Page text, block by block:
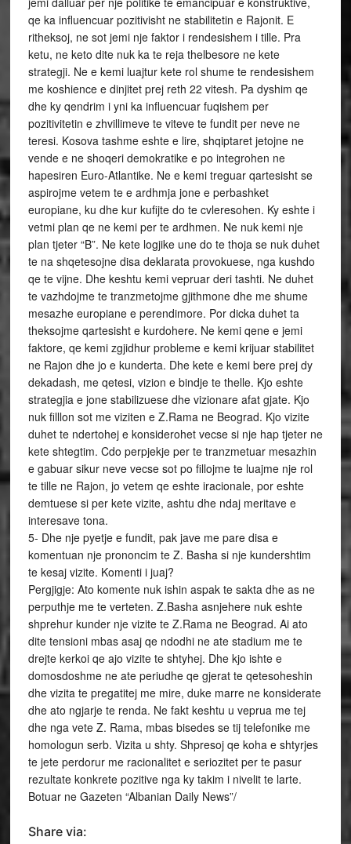
qe ka influencuar pozitivisht ne stabilitetin e Rajonit. E
ritheksoj, ne sot jemi nje faktor i rendesishem i tille. Pra
ketu, ne keto dite nuk ka te reja thelbesore ne kete
strategji. Ne e kemi luajtur kete rol shume te rendesishem
me koshience e dinjitet prej reth 22 vitesh. Pa dyshim qe
dhe ky qendrim i yni ka influencuar fuqishem per
pozitivitetin e zhvillimeve te viteve te fundit per neve ne
teresi. Kosova tashme eshte e lire, shqiptaret jetojne ne
vende e ne shoqeri demokratike e po integrohen ne
hapesiren Euro-Atlantike. Ne e kemi treguar qartesisht se
aspirojme vetem te e ardhmja jone e perbashket
europiane, ku dhe kur kufijte do te cvleresohen. Ky eshte i
vetmi plan qe ne kemi per te ardhmen. Ne nuk kemi nje
plan tjeter “B”. Ne kete logjike une do te thoja se nuk duhet
te na shqetesojne disa deklarata provokuese, nga kushdo
qe te vijne. Dhe keshtu kemi vepruar deri tashti. Ne duhet
te vazhdojme te tranzmetojme gjithmone dhe me shume
mesazhe europiane e perendimore. Por dicka duhet ta
theksojme qartesisht e kurdohere. Ne kemi qene e jemi
faktore, qe kemi zgjidhur probleme e kemi krijuar stabilitet
ne Rajon dhe jo e kunderta. Dhe kete e kemi bere prej dy
dekadash, me qetesi, vizion e bindje te thelle. Kjo eshte
strategjia e jone stabilizuese dhe vizionare afat gjate. Kjo
nuk filllon sot me viziten e Z.Rama ne Beograd. Kjo vizite
duhet te ndertohej e konsiderohet vecse si nje hap tjeter ne
kete shtegtim. Cdo perpjekje per te tranzmetuar mesazhin
e gabuar sikur neve vecse sot po fillojme te luajme nje rol
te tille ne Rajon, jo vetem qe eshte iracionale, por eshte
demtuese si per kete vizite, ashtu dhe ndaj meritave e
interesave tona.
5- Dhe nje pyetje e fundit, pak jave me pare disa e
komentuan nje prononcim te Z. Basha si nje kundershtim
te kesaj vizite. Komenti i juaj?
Pergjigje: Ato komente nuk ishin aspak te sakta dhe as ne
perputhje me te verteten. Z.Basha asnjehere nuk eshte
shprehur kunder nje vizite te Z.Rama ne Beograd. Ai ato
dite tensioni mbas asaj qe ndodhi ne ate stadium me te
drejte kerkoi qe ajo vizite te shtyhej. Dhe kjo ishte e
domosdoshme ne ate periudhe qe gjerat te qetesoheshin
dhe vizita te pregatitej me mire, duke marre ne konsiderate
dhe ato ngjarje te renda. Ne fakt keshtu u veprua me tej
dhe nga vete Z. Rama, mbas bisedes se tij telefonike me
homologun serb. Vizita u shty. Shpresoj qe koha e shtyrjes
te jete perdorur me racionalitet e seriozitet per te pasur
rezultate konkrete pozitive nga ky takim i nivelit te larte.
Botuar ne Gazeten “Albanian Daily News”/
Share via: